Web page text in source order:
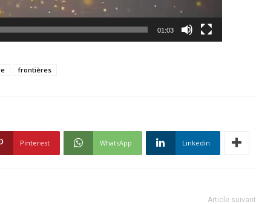
01:03
frontières
Pinterest WhatsApp Linkedin
Article suivant